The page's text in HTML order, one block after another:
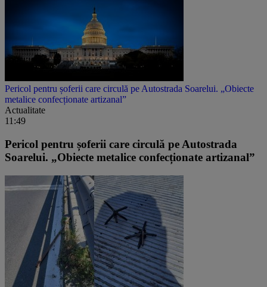
Pericol pentru șoferii care circulă pe Autostrada Soarelui. „Obiecte
metalice confecționate artizanal”
Actualitate
11:49
Pericol pentru șoferii care circulă pe Autostrada
Soarelui. „Obiecte metalice confecționate artizanal”